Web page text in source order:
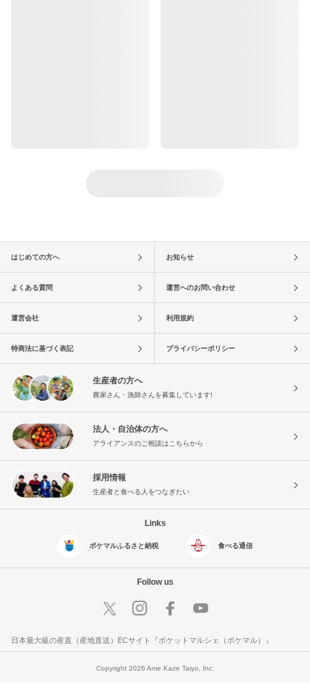
はじめての方へ お知らせ
よくある質問 運営へのお問い合わせ
運営会社 利用規約
特商法に基づく表記 プライバシーポリシー
生産者の方へ
農家さん・漁師さんを募集しています!
法人・自治体の方へ
アライアンスのご相談はこちらから
採用情報
生産者と食べる人をつなぎたい
Links
ポケマルふるさと納税 食べる通信
Follow us
日本最大級の産直（産地直送）ECサイト『ポケットマルシェ（ポケマル）』
Copyright 2026 Ame Kaze Taiyo, Inc.